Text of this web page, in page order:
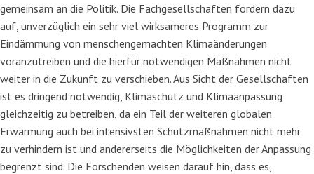
gemeinsam an die Politik. Die Fachgesellschaften fordern dazu
auf, unverzüglich ein sehr viel wirksameres Programm zur
Eindämmung von menschengemachten Klimaänderungen
voranzutreiben und die hierfür notwendigen Maßnahmen nicht
weiter in die Zukunft zu verschieben. Aus Sicht der Gesellschaften
ist es dringend notwendig, Klimaschutz und Klimaanpassung
gleichzeitig zu betreiben, da ein Teil der weiteren globalen
Erwärmung auch bei intensivsten Schutzmaßnahmen nicht mehr
zu verhindern ist und andererseits die Möglichkeiten der Anpassung
begrenzt sind. Die Forschenden weisen darauf hin, dass es,